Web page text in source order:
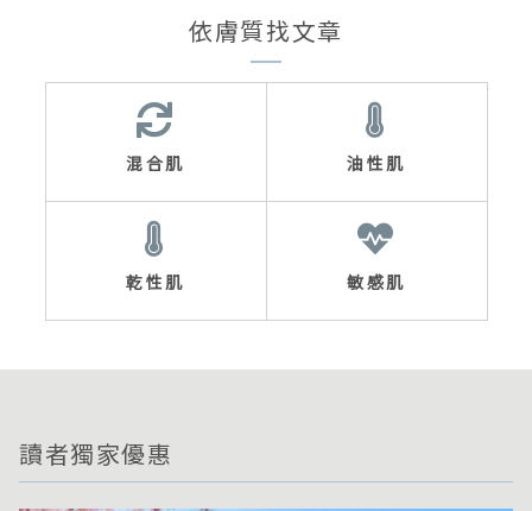
依膚質找文章
混合肌 油性肌
乾性肌 敏感肌
讀者獨家優惠